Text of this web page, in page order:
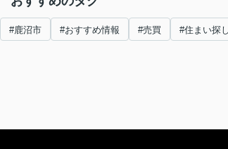
#鹿沼市 #おすすめ情報 #売買 #住まい探し